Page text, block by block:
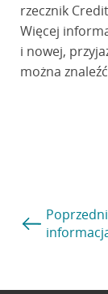
rzecznik
Więcej
i nowej,
można